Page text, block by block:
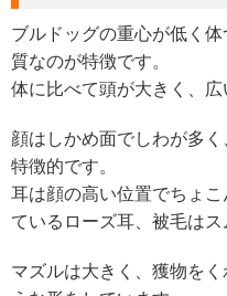
ブルドッグの重心が低く
質なのが特徴です。
体に比べて頭が大きく、広
顔はしかめ面でしわが多
特徴的です。
耳は顔の高い位置でちょ
ているローズ耳、被毛はス
マズルは大きく、獲物を